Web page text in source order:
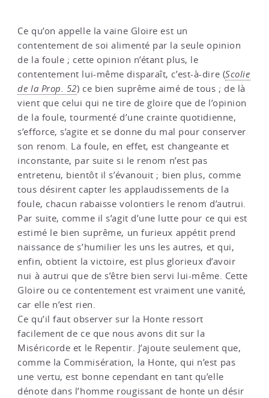
Ce qu’on appelle la vaine Gloire est un
contentement de soi alimenté par la seule opinion
de la foule ; cette opinion n’étant plus, le
contentement lui-même disparaît, c’est-à-dire (Scolie
de la Prop. 52) ce bien suprême aimé de tous ; de là
vient que celui qui ne tire de gloire que de l’opinion
de la foule, tourmenté d’une crainte quotidienne,
s’efforce, s’agite et se donne du mal pour conserver
son renom. La foule, en effet, est changeante et
inconstante, par suite si le renom n’est pas
entretenu, bientôt il s’évanouit ; bien plus, comme
tous désirent capter les applaudissements de la
foule, chacun rabaisse volontiers le renom d’autrui.
Par suite, comme il s’agit d’une lutte pour ce qui est
estimé le bien suprême, un furieux appétit prend
naissance de s’humilier les uns les autres, et qui,
enfin, obtient la victoire, est plus glorieux d’avoir
nui à autrui que de s’être bien servi lui-même. Cette
Gloire ou ce contentement est vraiment une vanité,
car elle n’est rien.
Ce qu’il faut observer sur la Honte ressort
facilement de ce que nous avons dit sur la
Miséricorde et le Repentir. J’ajoute seulement que,
comme la Commisération, la Honte, qui n’est pas
une vertu, est bonne cependant en tant qu’elle
dénote dans l’homme rougissant de honte un désir